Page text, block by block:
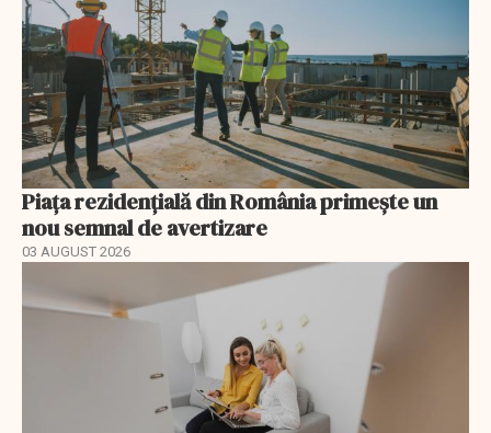
Piața rezidențială din România primește un
nou semnal de avertizare
03 AUGUST 2026